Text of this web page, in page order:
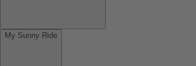
My Sunny Ride